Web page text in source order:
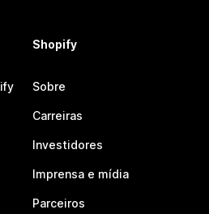
Shopify
Sobre
Carreiras
Investidores
Imprensa e mídia
Parceiros